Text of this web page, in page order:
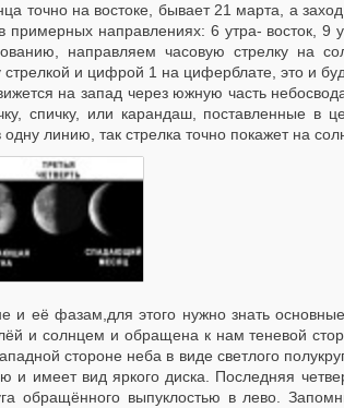
точно на востоке, бывает 21 марта, а
направлениях: 6 утра- восток, 9
направляем часовую стрелку на
и цифрой 1 на циферблате, это и
на запад через южную часть
спичку, или карандаш, поставленные в
линию, так стрелка точно покажет на
и её фазам,для этого нужно знать
и солнцем и обращена к нам теневой
стороне неба в виде светлого
и имеет вид яркого диска. Последняя
обращённого выпуклостью в лево.